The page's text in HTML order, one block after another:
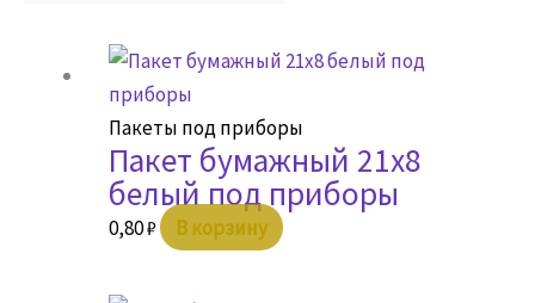
Пакеты под приборы
Пакет бумажный 21х8
белый под приборы
0,80₽ В корзину